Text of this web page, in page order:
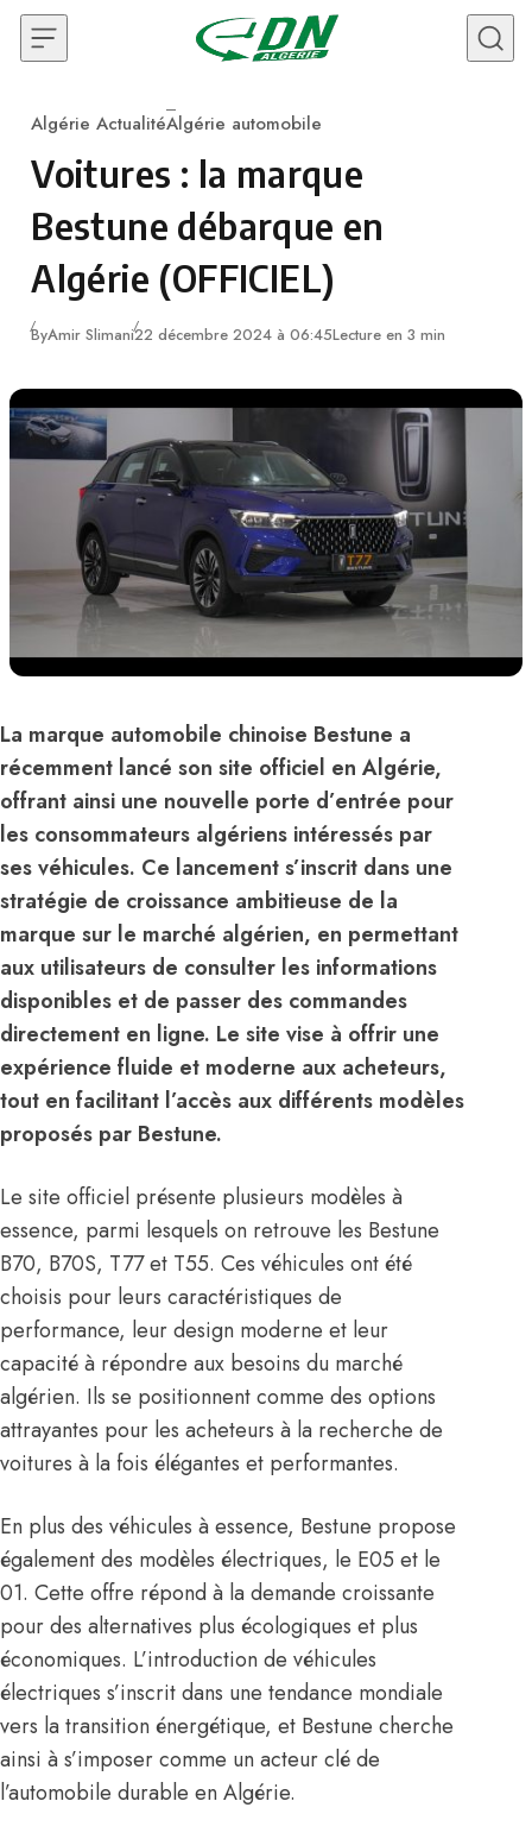
Skip to content
Category
Algérie ActualitéAlgérie automobile
Voitures : la marque
Bestune débarque en
Algérie (OFFICIEL)
ByAmir Slimani22 décembre 2024 à 06:45Lecture en 3 min
La marque automobile chinoise Bestune a
récemment lancé son site officiel en Algérie,
offrant ainsi une nouvelle porte d’entrée pour
les consommateurs algériens intéressés par
ses véhicules. Ce lancement s’inscrit dans une
stratégie de croissance ambitieuse de la
marque sur le marché algérien, en permettant
aux utilisateurs de consulter les informations
disponibles et de passer des commandes
directement en ligne. Le site vise à offrir une
expérience fluide et moderne aux acheteurs,
tout en facilitant l’accès aux différents modèles
proposés par Bestune.
Le site officiel présente plusieurs modèles à
essence, parmi lesquels on retrouve les Bestune
B70, B70S, T77 et T55. Ces véhicules ont été
choisis pour leurs caractéristiques de
performance, leur design moderne et leur
capacité à répondre aux besoins du marché
algérien. Ils se positionnent comme des options
attrayantes pour les acheteurs à la recherche de
voitures à la fois élégantes et performantes.
En plus des véhicules à essence, Bestune propose
également des modèles électriques, le E05 et le
01. Cette offre répond à la demande croissante
pour des alternatives plus écologiques et plus
économiques. L’introduction de véhicules
électriques s’inscrit dans une tendance mondiale
vers la transition énergétique, et Bestune cherche
ainsi à s’imposer comme un acteur clé de
l’automobile durable en Algérie.